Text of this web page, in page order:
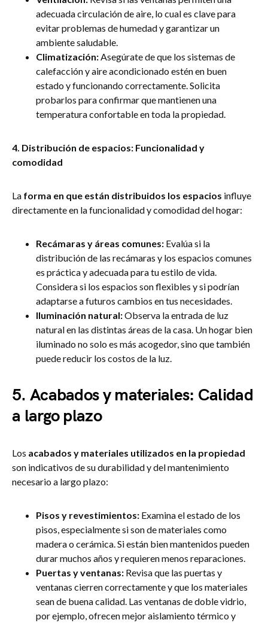
adecuada circulación de aire, lo cual es clave para
evitar problemas de humedad y garantizar un
ambiente saludable.
Climatización:Asegúrate de que los sistemas de
calefacción y aire acondicionado estén en buen
estado y funcionando correctamente. Solicita
probarlos para confirmar que mantienen una
temperatura confortable en toda la propiedad.
4. Distribución de espacios: Funcionalidad y
comodidad
La forma en que están distribuidos los espacios influye
directamente en la funcionalidad y comodidad del hogar:
Recámaras y áreas comunes: Evalúa si la
distribución de las recámaras y los espacios comunes
es práctica y adecuada para tu estilo de vida.
Considera si los espacios son flexibles y si podrían
adaptarse a futuros cambios en tus necesidades.
Iluminación natural:Observa la entrada de luz
natural en las distintas áreas de la casa. Un hogar bien
iluminado no solo es más acogedor, sino que también
puede reducir los costos de la luz.
5. Acabados y materiales: Calidad
a largo plazo
Los acabados y materiales utilizados en la propiedad
son indicativos de su durabilidad y del mantenimiento
necesario a largo plazo:
Pisos y revestimientos: Examina el estado de los
pisos, especialmente si son de materiales como
madera o cerámica. Si están bien mantenidos pueden
durar muchos años y requieren menos reparaciones.
Puertas y ventanas: Revisa que las puertas y
ventanas cierren correctamente y que los materiales
sean de buena calidad. Las ventanas de doble vidrio,
por ejemplo, ofrecen mejor aislamiento térmico y